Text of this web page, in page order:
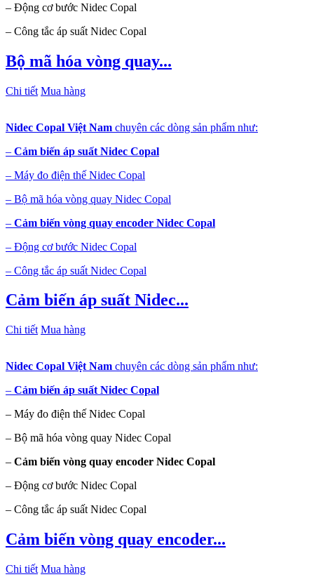
– Động cơ bước Nidec Copal
– Công tắc áp suất Nidec Copal
Bộ mã hóa vòng quay...
Chi tiết Mua hàng
Nidec Copal Việt Nam chuyên các dòng sản phẩm như:
– Cảm biến áp suất Nidec Copal
– Máy đo điện thế Nidec Copal
– Bộ mã hóa vòng quay Nidec Copal
– Cảm biến vòng quay encoder Nidec Copal
– Động cơ bước Nidec Copal
– Công tắc áp suất Nidec Copal
Cảm biến áp suất Nidec...
Chi tiết Mua hàng
Nidec Copal Việt Nam chuyên các dòng sản phẩm như:
– Cảm biến áp suất Nidec Copal
– Máy đo điện thế Nidec Copal
– Bộ mã hóa vòng quay Nidec Copal
– Cảm biến vòng quay encoder Nidec Copal
– Động cơ bước Nidec Copal
– Công tắc áp suất Nidec Copal
Cảm biến vòng quay encoder...
Chi tiết Mua hàng